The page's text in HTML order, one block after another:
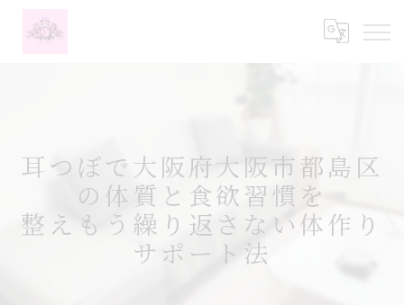
耳つぼで大阪府大阪市都島区
の体質と食欲習慣を
整えもう繰り返さない体作り
サポート法